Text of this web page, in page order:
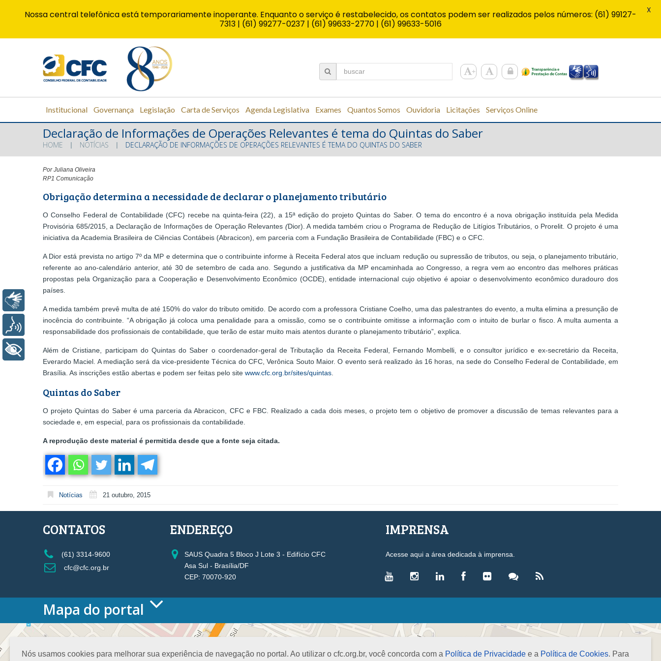
Institucional Governança Legislação Carta de Serviços Agenda Legislativa Exames Quantos Somos Ouvidoria Licitações Serviços Online
Declaração de Informações de Operações Relevantes é tema do Quintas do Saber
HOME NOTÍCIAS DECLARAÇÃO DE INFORMAÇÕES DE OPERAÇÕES RELEVANTES É TEMA DO QUINTAS DO SABER
Por Juliana Oliveira
RP1 Comunicação
Obrigação determina a necessidade de declarar o planejamento tributário
O Conselho Federal de Contabilidade (CFC) recebe na quinta-feira (22), a 15ª edição do projeto Quintas do Saber. O tema do encontro é a nova obrigação instituída pela Medida
Provisória 685/2015, a Declaração de Informações de Operação Relevantes (Dior). A medida também criou o Programa de Redução de Litígios Tributários, o Prorelit. O projeto é uma
iniciativa da Academia Brasileira de Ciências Contábeis (Abracicon), em parceria com a Fundação Brasileira de Contabilidade (FBC) e o CFC.
A Dior está prevista no artigo 7º da MP e determina que o contribuinte informe à Receita Federal atos que incluam redução ou supressão de tributos, ou seja, o planejamento tributário,
referente ao ano-calendário anterior, até 30 de setembro de cada ano. Segundo a justificativa da MP encaminhada ao Congresso, a regra vem ao encontro das melhores práticas
propostas pela Organização para a Cooperação e Desenvolvimento Econômico (OCDE), entidade internacional cujo objetivo é apoiar o desenvolvimento econômico duradouro dos
países.
A medida também prevê multa de até 150% do valor do tributo omitido. De acordo com a professora Cristiane Coelho, uma das palestrantes do evento, a multa elimina a presunção de
inocência do contribuinte. “A obrigação já coloca uma penalidade para a omissão, como se o contribuinte omitisse a informação com o intuito de burlar o fisco. A multa aumenta a
responsabilidade dos profissionais de contabilidade, que terão de estar muito mais atentos durante o planejamento tributário”, explica.
Além de Cristiane, participam do Quintas do Saber o coordenador-geral de Tributação da Receita Federal, Fernando Mombelli, e o consultor jurídico e ex-secretário da Receita,
Everardo Maciel. A mediação será da vice-presidente Técnica do CFC, Verônica Souto Maior. O evento será realizado às 16 horas, na sede do Conselho Federal de Contabilidade, em
Brasília. As inscrições estão abertas e podem ser feitas pelo site www.cfc.org.br/sites/quintas.
Quintas do Saber
O projeto Quintas do Saber é uma parceria da Abracicon, CFC e FBC. Realizado a cada dois meses, o projeto tem o objetivo de promover a discussão de temas relevantes para a
sociedade e, em especial, para os profissionais da contabilidade.
A reprodução deste material é permitida desde que a fonte seja citada.
Notícias 21 outubro, 2015
Nós usamos cookies para melhorar sua experiência de navegação no portal. Ao utilizar o cfc.org.br, você concorda com a Política de Privacidade e a Política de Cookies. Para
CONTATOS
(61) 3314-9600
cfc@cfc.org.br
ENDEREÇO
SAUS Quadra 5 Bloco J Lote 3 - Edifício CFC
Asa Sul - Brasília/DF
CEP: 70070-920
IMPRENSA
Acesse aqui a área dedicada à imprensa.
Mapa do portal
HOME
O CONSELHO
Conselho Diretor
VICE-PRESIDÊNCIAS
Administrativa
Controle Interno
LEGISLAÇÃO
Leis
Decretos-Lei
Nossa central telefônica está temporariamente inoperante. Enquanto o serviço é restabelecido, os contatos podem ser realizados pelos números: (61) 99127-
7313 | (61) 99277-0237 | (61) 99633-2770 | (61) 99633-5016
X
Voz
+ Acessibilidade